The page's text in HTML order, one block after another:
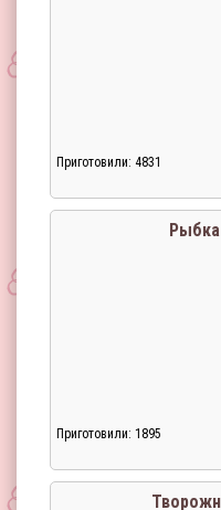
Приготовили: 4831
Приготовили: 1895